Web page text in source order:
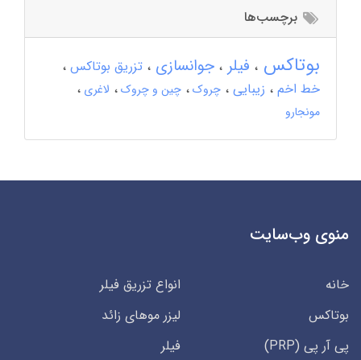
برچسب‌ها
بوتاکس فیلر جوانسازی
تزریق بوتاکس
خط اخم
زیبایی چروک چین و چروک
لاغری
مونجارو
منوی وب‌سایت
خانه
انواع تزریق فیلر
بوتاکس
لیزر موهای زائد
پی آر پی (PRP)
فیلر